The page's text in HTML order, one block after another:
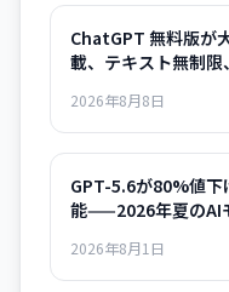
ChatGPT 無料版が
載、テキスト無制
2026年8月8日
GPT-5.6が80%値
能——2026年夏のAI
2026年8月1日